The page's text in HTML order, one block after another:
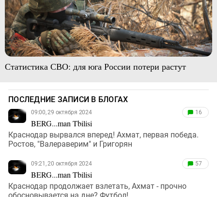
Статистика СВО: для юга России потери растут
ПОСЛЕДНИЕ ЗАПИСИ В БЛОГАХ
09:00, 29 октября 2024
BERG...man Tbilisi
16
Краснодар вырвался вперед! Ахмат, первая победа.
Ростов, "Валераверим" и Григорян
09:21, 20 октября 2024
BERG...man Tbilisi
57
Краснодар продолжает взлетать, Ахмат - прочно